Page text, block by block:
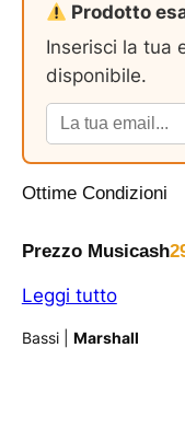
Prodotto
Inserisci la tua
disponibile.
Ottime Condizioni
Prezzo Musicash
Leggi tutto
Bassi| Marshall